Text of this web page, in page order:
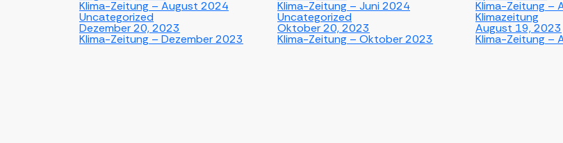
Klima-Zeitung – August 2024 Klima-Zeitung – Juni 2024 Klima-Zeitung –
Uncategorized
Dezember 20, 2023
Klima-Zeitung – Dezember 2023
Uncategorized
Oktober 20, 2023
Klima-Zeitung – Oktober 2023
Klimazeitung
August 19, 2023
Klima-Zeitung –